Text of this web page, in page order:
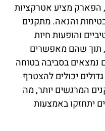
הפארק מציע אטרקציות
והנאה. מתקנים
והופעות חיות
תוך שהם מאפשרים
נמצאים בסביבה בטוחה
יכולים להצטרף
המרגשים יותר, מה
יתחזקו באמצעות